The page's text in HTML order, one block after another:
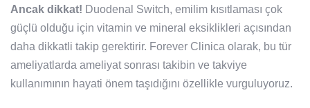
Ancak dikkat! Duodenal Switch, emilim kısıtlaması çok
güçlü olduğu için vitamin ve mineral eksiklikleri açısından
daha dikkatli takip gerektirir. Forever Clinica olarak, bu tür
ameliyatlarda ameliyat sonrası takibin ve takviye
kullanımının hayati önem taşıdığını özellikle vurguluyoruz.